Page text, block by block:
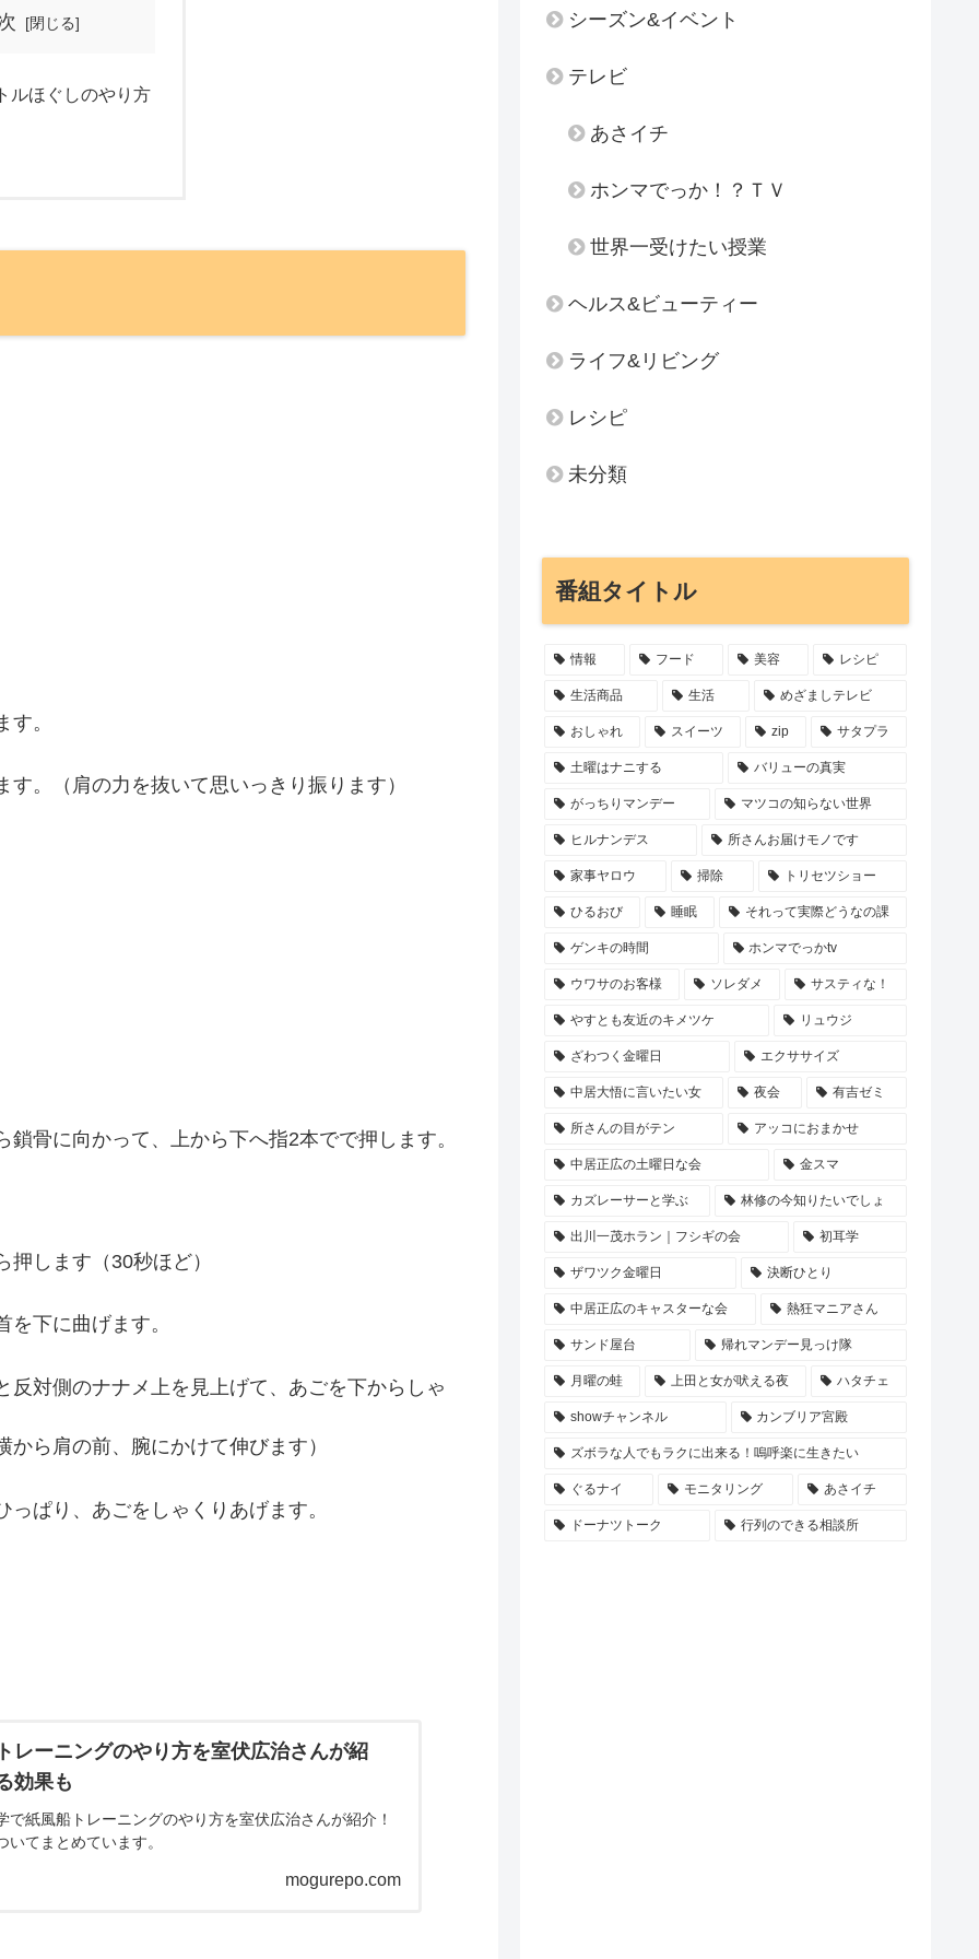
ルほぐしのやり方
。
。（肩の力を抜いて思いっきり振ります）
骨に向かって、上から下へ指2本でで押します。
します（30秒ほど）
下に曲げます。
対側のナナメ上を見上げて、あごを下からしゃ
ら肩の前、腕にかけて伸びます）
ぱり、あごをしゃくりあげます。
レーニングのやり方を室伏広治さんが紹
効果も
で紙風船トレーニングのやり方を室伏広治さんが紹介！
てまとめています。
mogurepo.com
シーズン&イベント
テレビ
あさイチ
ホンマでっか！？ＴＶ
世界一受けたい授業
ヘルス&ビューティー
ライフ&リビング
レシピ
未分類
番組タイトル
情報 フード 美容 レシピ
生活商品 生活 めざましテレビ
おしゃれ スイーツ zip サタプラ
土曜はナニする バリューの真実
がっちりマンデー マツコの知らない世界
ヒルナンデス 所さんお届けモノです
家事ヤロウ 掃除 トリセツショー
ひるおび 睡眠 それって実際どうなの課
ゲンキの時間 ホンマでっかtv
ウワサのお客様 ソレダメ サスティな！
やすとも友近のキメツケ リュウジ
ざわつく金曜日 エクササイズ
中居大悟に言いたい女 夜会 有吉ゼミ
所さんの目がテン アッコにおまかせ
中居正広の土曜日な会 金スマ
カズレーサーと学ぶ 林修の今知りたいでしょ
出川一茂ホラン｜フシギの会 初耳学
ザワツク金曜日 決断ひとり
中居正広のキャスターな会 熱狂マニアさん
サンド屋台 帰れマンデー見っけ隊
月曜の蛙 上田と女が吠える夜 ハタチェ
showチャンネル カンブリア宮殿
ズボラな人でもラクに出来る！嗚呼楽に生きたい
ぐるナイ モニタリング あさイチ
ドーナツトーク 行列のできる相談所